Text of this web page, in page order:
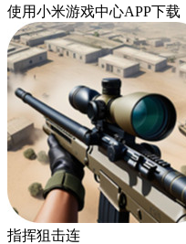
使用小米游戏中心APP下载
指挥狙击连